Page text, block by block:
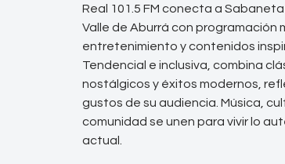
Real 101.5 FM conecta a Sabaneta
Valle de Aburrá con programación
entretenimiento y contenidos
Tendencial e inclusiva, combina
nostálgicos y éxitos modernos,
gustos de su audiencia. Música,
comunidad se unen para vivir lo
actual.